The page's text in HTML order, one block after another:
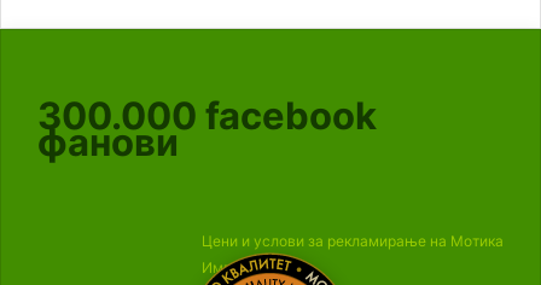
300.000 facebook
фанови
Цени и услови за рекламирање на Мотика
Импресум